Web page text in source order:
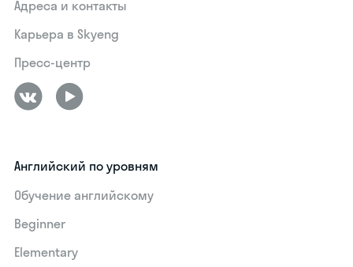
Адреса и контакты
Карьера в Skyeng
Пресс-центр
Английский по уровням
Обучение английскому
Beginner
Elementary